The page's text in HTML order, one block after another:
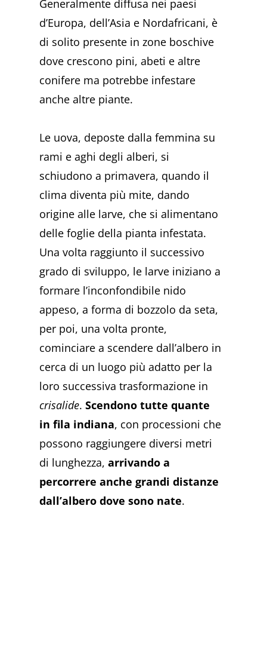
Generalmente diffusa nei paesi
d’Europa, dell’Asia e Nordafricani, è
di solito presente in zone boschive
dove crescono pini, abeti e altre
conifere ma potrebbe infestare
anche altre piante.
Le uova, deposte dalla femmina su
rami e aghi degli alberi, si
schiudono a primavera, quando il
clima diventa più mite, dando
origine alle larve, che si alimentano
delle foglie della pianta infestata.
Una volta raggiunto il successivo
grado di sviluppo, le larve iniziano a
formare l’inconfondibile nido
appeso, a forma di bozzolo da seta,
per poi, una volta pronte,
cominciare a scendere dall’albero in
cerca di un luogo più adatto per la
loro successiva trasformazione in
crisalide.Scendono tutte quante
in fila indiana, con processioni che
possono raggiungere diversi metri
di lunghezza,arrivando a
percorrere anche grandi distanze
dall’albero dove sono nate.